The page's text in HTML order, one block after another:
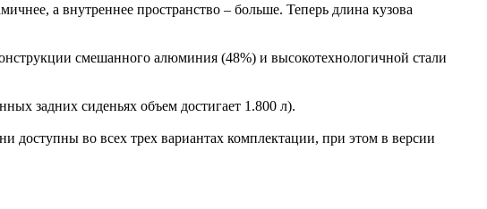
а внутреннее пространство – больше. Теперь длина кузова
смешанного алюминия (48%) и высокотехнологичной стали
задних сиденьях объем достигает 1.800 л).
доступны во всех трех вариантах комплектации, при этом в версии